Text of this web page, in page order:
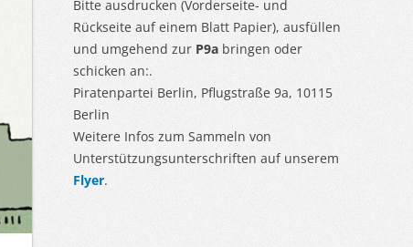
Bitte ausdrucken (Vorderseite- und
Rückseite auf einem Blatt Papier), ausfüllen
und umgehend zur P9a bringen oder
schicken an:.
Piratenpartei Berlin, Pflugstraße 9a, 10115
Berlin
Weitere Infos zum Sammeln von
Unterstützungsunterschriften auf unserem
Flyer.